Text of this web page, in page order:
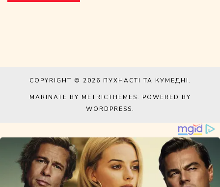
COPYRIGHT © 2026 ПУХНАСТІ ТА КУМЕДНІ.
MARINATE BY METRICTHEMES. POWERED BY
WORDPRESS.